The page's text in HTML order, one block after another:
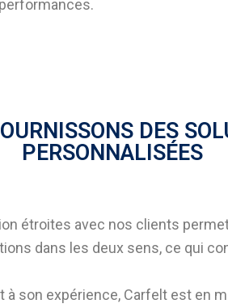
DES
PERSONNALISÉES
étroites avec nos clients
dans les deux sens, ce qui
à son expérience, Carfelt est en